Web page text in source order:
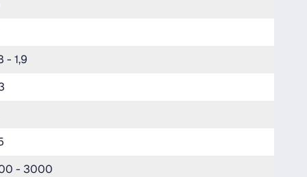
- 1,9
- 3000